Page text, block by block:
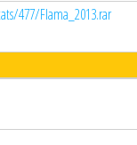
477/Flama_2013.rar